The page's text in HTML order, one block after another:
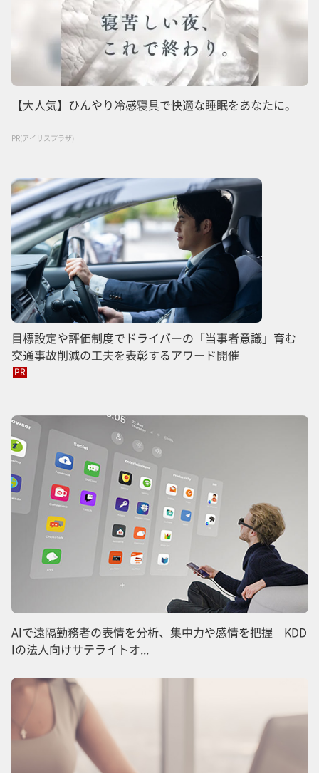
【大人気】ひんやり冷感寝具で快適な睡眠をあなたに。
PR(アイリスプラザ)
目標設定や評価制度でドライバーの「当事者意識」育む
交通事故削減の工夫を表彰するアワード開催
PR
AIで遠隔勤務者の表情を分析、集中力や感情を把握 KDD
Iの法人向けサテライトオ...